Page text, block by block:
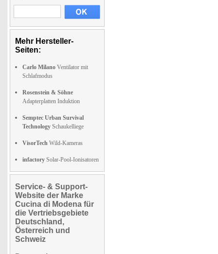
Mehr Hersteller-
Seiten:
Carlo Milano Ventilator mit
Schlafmodus
Rosenstein & Söhne
Adapterplatten Induktion
Semptec Urban Survival
Technology Schaukelliege
VisorTech Wild-Kameras
infactory Solar-Pool-Ionisatoren
Service- & Support-
Website der Marke
Cucina di Modena für
die Vertriebsgebiete
Deutschland,
Österreich und
Schweiz